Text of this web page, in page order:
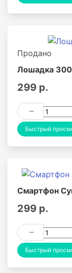
Продано
Лошадка 300
299 р.
Быстрый
Смартфон
299 р.
Быстрый